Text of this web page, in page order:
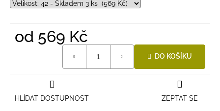
od 569 Kč
DO KOŠÍKU
ZEPTAT SE
HLÍDAT DOSTUPNOST